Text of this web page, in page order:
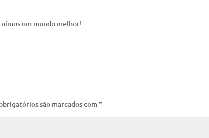
um mundo melhor!
são marcados com *